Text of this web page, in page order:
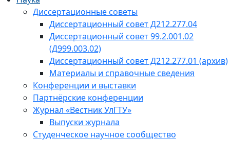
Диссертационные советы
Диссертационный совет Д212.277.04
Диссертационный совет 99.2.001.02
(Д999.003.02)
Диссертационный совет Д212.277.01 (архив)
Материалы и справочные сведения
Конференции и выставки
Партнёрские конференции
Журнал «Вестник УлГТУ»
Выпуски журнала
Студенческое научное сообщество